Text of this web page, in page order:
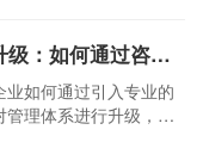
企业管理升级：如何通过咨询服务提升效率？
业如何通过引入专业的
管理体系进行升级，从